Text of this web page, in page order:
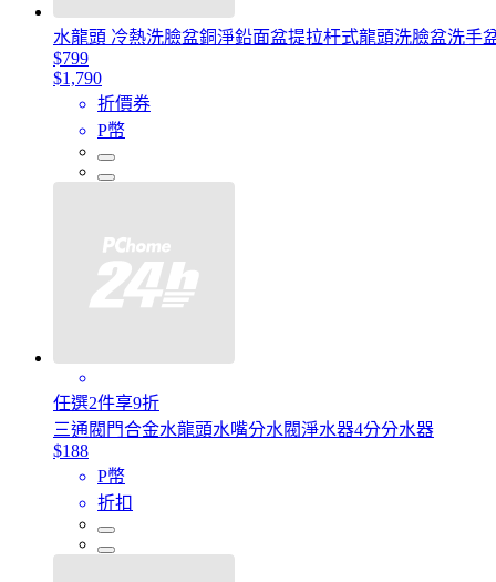
水龍頭 冷熱洗臉盆銅淨鉛面盆提拉杆式龍頭洗臉盆洗手
$799
$1,790
折價券
P幣
任選2件享9折
三通閥門合金水龍頭水嘴分水閥淨水器4分分水器
$188
P幣
折扣